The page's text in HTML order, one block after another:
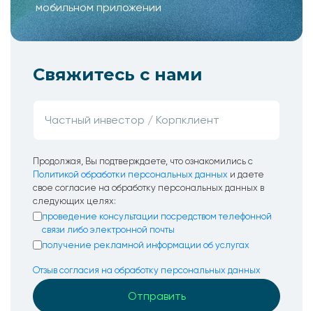
мобильном приложении
Свяжитесь с нами
Продолжая, Вы подтверждаете, что ознакомились с
Политикой обработки персональных данных и даете
свое согласие на обработку персональных данных в
следующих целях:
проведение консультации посредством телефонной
связи либо электронной почты
получение рекламной информации об услугах
Отзыв согласия на обработку персональных данных